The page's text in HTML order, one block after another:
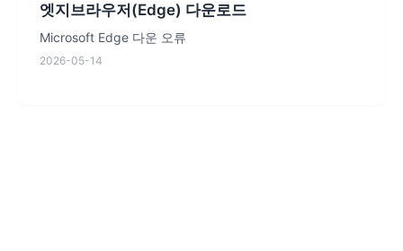
VPN 사용 설명서
회원가입
엣지브라우저(Edge) 다운로드
Microsoft Edge 다운 오류
2026-05-14